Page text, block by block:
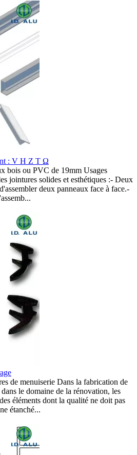
: V H Z T Ω
bois ou PVC de 19mm Usages
jointures solides et esthétiques :- Deux
deux panneaux face à face.-
de menuiserie Dans la fabrication de
le domaine de la rénovation, les
éléments dont la qualité ne doit pas
étanché...